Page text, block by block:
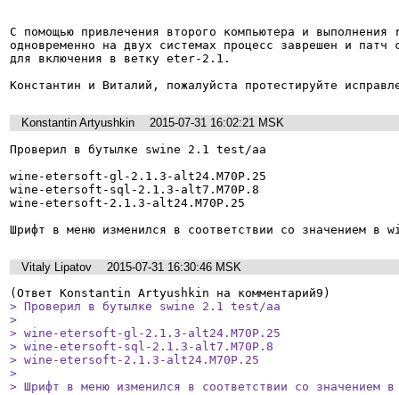
С помощью привлечения второго компьютера и
одновременно на двух системах процесс заврешен и патч
для включения в ветку eter-2.1.
Константин и Виталий, пожалуйста протестируйте
Konstantin Artyushkin
2015-07-31 16:02:21 MSK
Проверил в бутылке swine 2.1 test/aa
wine-etersoft-gl-2.1.3-alt24.M70P.25
wine-etersoft-sql-2.1.3-alt7.M70P.8
wine-etersoft-2.1.3-alt24.M70P.25
Шрифт в меню изменился в соответствии со значением в
Vitaly Lipatov
2015-07-31 16:30:46 MSK
> Проверил в бутылке swine 2.1 test/aa
>
> wine-etersoft-gl-2.1.3-alt24.M70P.25
> wine-etersoft-sql-2.1.3-alt7.M70P.8
> wine-etersoft-2.1.3-alt24.M70P.25
>
> Шрифт в меню изменился в соответствии со значением